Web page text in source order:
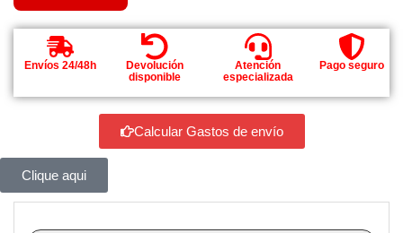
Envíos 24/48h
Devolución
disponible
Atención
especializada
Pago seguro
Calcular Gastos de envío
Clique aqui